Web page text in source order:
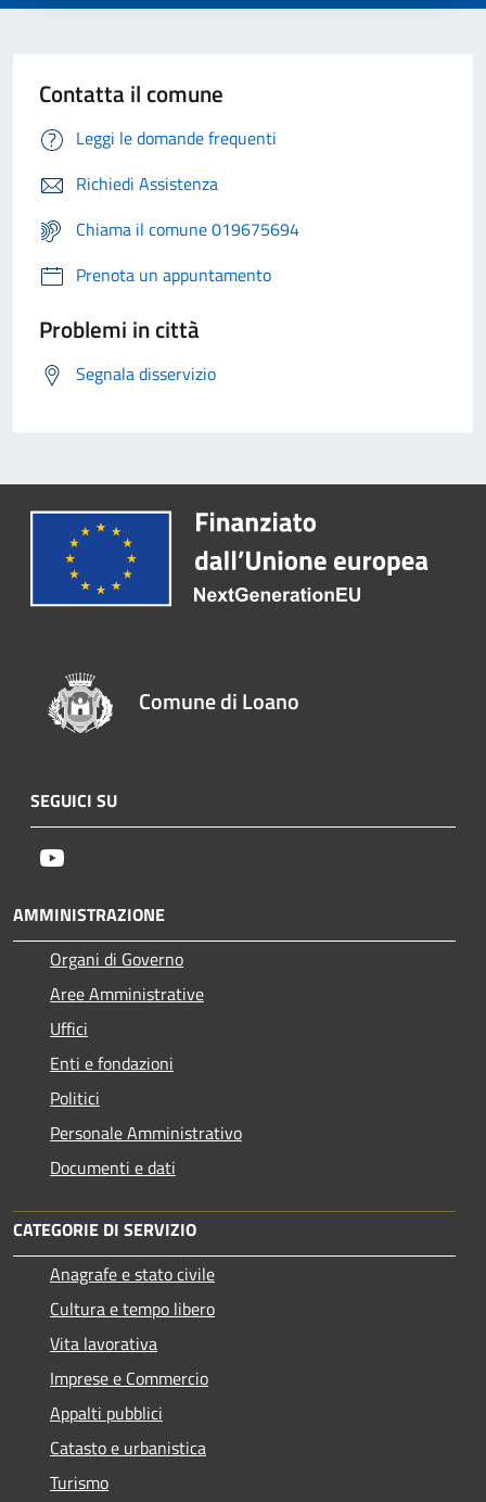
Contatta il comune
Leggi le domande frequenti
Richiedi Assistenza
Chiama il comune 019675694
Prenota un appuntamento
Problemi in città
Segnala disservizio
Comune di Loano
SEGUICI SU
AMMINISTRAZIONE
Organi di Governo
Aree Amministrative
Uffici
Enti e fondazioni
Politici
Personale Amministrativo
Documenti e dati
CATEGORIE DI SERVIZIO
Anagrafe e stato civile
Cultura e tempo libero
Vita lavorativa
Imprese e Commercio
Appalti pubblici
Catasto e urbanistica
Turismo